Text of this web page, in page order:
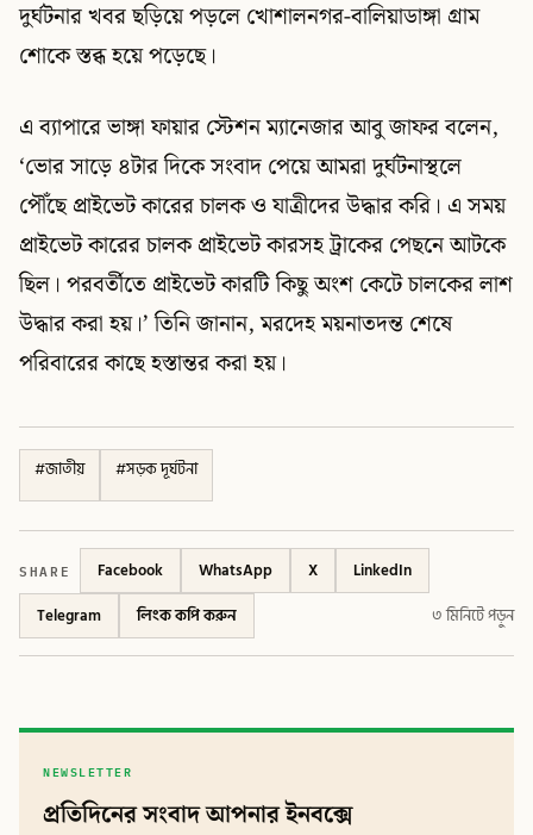
দুর্ঘটনার খবর ছড়িয়ে পড়লে খোশালনগর-বালিয়াডাঙ্গা গ্রাম
শোকে স্তব্ধ হয়ে পড়েছে।
এ ব্যাপারে ভাঙ্গা ফায়ার স্টেশন ম্যানেজার আবু জাফর বলেন,
‘ভোর সাড়ে ৪টার দিকে সংবাদ পেয়ে আমরা দুর্ঘটনাস্থলে
পৌঁছে প্রাইভেট কারের চালক ও যাত্রীদের উদ্ধার করি। এ সময়
প্রাইভেট কারের চালক প্রাইভেট কারসহ ট্রাকের পেছনে আটকে
ছিল। পরবর্তীতে প্রাইভেট কারটি কিছু অংশ কেটে চালকের লাশ
উদ্ধার করা হয়।’ তিনি জানান, মরদেহ ময়নাতদন্ত শেষে
পরিবারের কাছে হস্তান্তর করা হয়।
#জাতীয় #সড়ক দূর্ঘটনা
SHARE Facebook WhatsApp X
LinkedIn
Telegram
লিংক কপি করুন ৩ মিনিটে পড়ুন
NEWSLETTER
প্রতিদিনের সংবাদ আপনার ইনবক্সে